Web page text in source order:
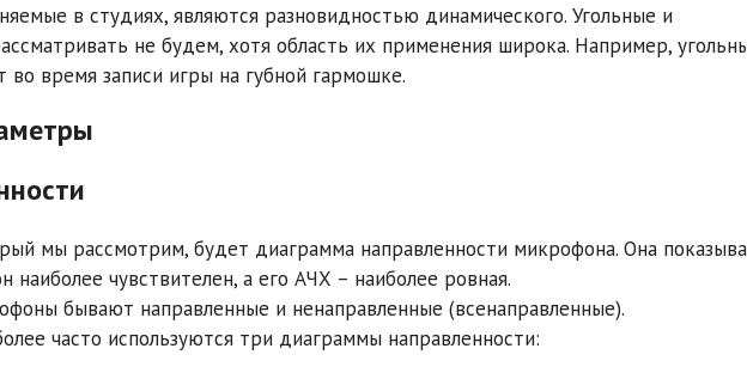
в студиях, являются разновидностью динамического. Угольные и
не будем, хотя область их применения широка. Например,
время записи игры на губной гармошке.
мы рассмотрим, будет диаграмма направленности микрофона. Она
чувствителен, а его АЧХ – наиболее ровная.
бывают направленные и ненаправленные (всенаправленные).
часто используются три диаграммы направленности: